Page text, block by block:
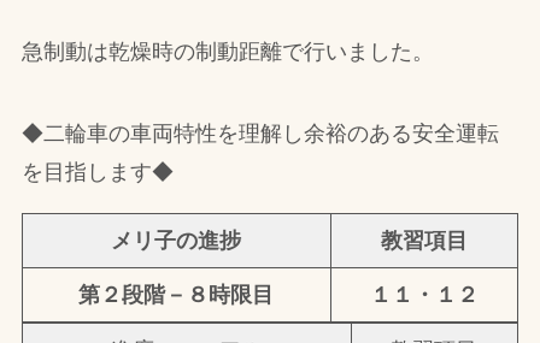
急制動は乾燥時の制動距離で行いました。
◆二輪車の車両特性を理解し余裕のある安全運転
を目指します◆
メリ子の進捗 教習項目
第２段階－８時限目 １１・１２